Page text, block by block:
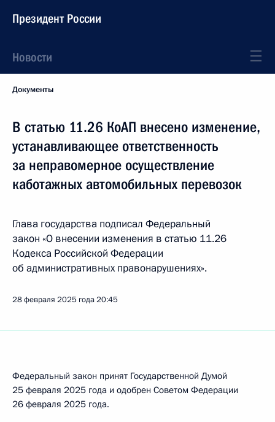
Президент России
Новости
Документы
В статью 11.26 КоАП внесено изменение,
устанавливающее ответственность
за неправомерное осуществление
каботажных автомобильных перевозок
Глава государства подписал Федеральный
закон «О внесении изменения в статью 11.26
Кодекса Российской Федерации
об административных правонарушениях».
28 февраля 2025 года20:45
Федеральный закон принят Государственной Думой
25 февраля 2025 года и одобрен Советом Федерации
26 февраля 2025 года.